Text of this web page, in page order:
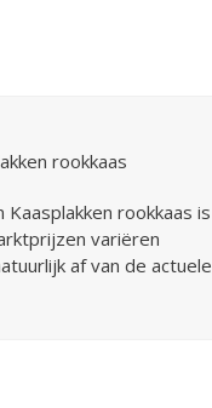
rookkaas
rookkaas is
variëren
af van de actuele